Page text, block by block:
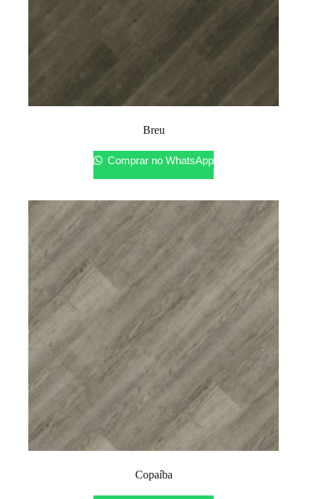
Breu
Comprar no WhatsApp
Copaíba